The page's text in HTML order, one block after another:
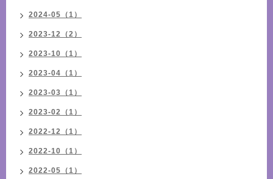
2024-05（1）
2023-12（2）
2023-10（1）
2023-04（1）
2023-03（1）
2023-02（1）
2022-12（1）
2022-10（1）
2022-05（1）